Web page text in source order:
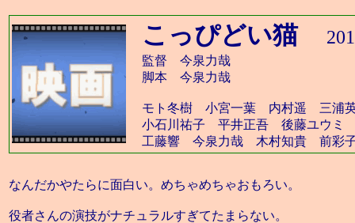
こっぴどい猫
監督 今泉力哉
脚本 今泉力哉
モト冬樹 小宮一葉 内村遥 三浦
小石川祐子 平井正吾 後藤ユウミ
工藤響 今泉力哉 木村知貴 前彩
なんだかやたらに面白い。めちゃめちゃおもろい。
役者さんの演技がナチュラルすぎてたまらない。